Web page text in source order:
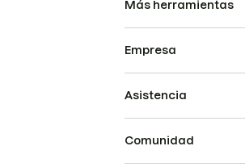
Más herramientas
Empresa
Asistencia
Comunidad